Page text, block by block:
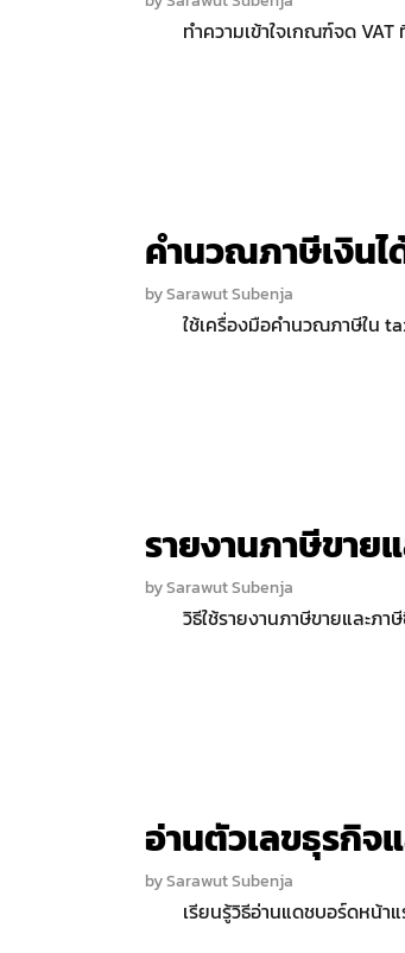
ทำความเข้าใจเกณฑ์จด
คำนวณภาษีเงินไ
bySarawut Subenja
ใช้เครื่องมือคำนวณภาษีใน
รายงานภาษีขาย
bySarawut Subenja
วิธีใช้รายงานภาษีขายและภ
อ่านตัวเลขธุรกิ
bySarawut Subenja
เรียนรู้วิธีอ่านแดชบอร์ดหน้า